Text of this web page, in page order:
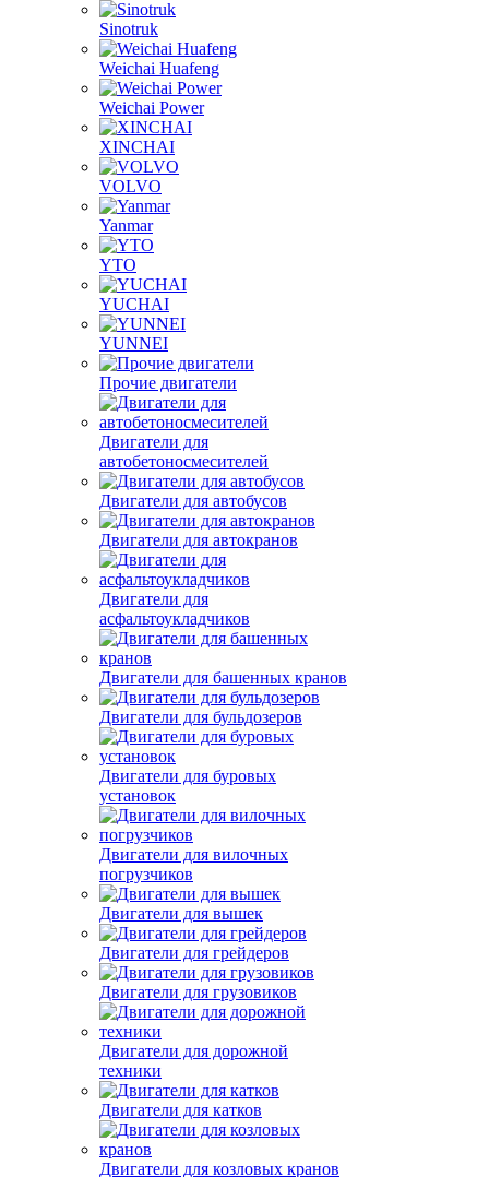
Sinotruk
Weichai Huafeng
Weichai Power
XINCHAI
VOLVO
Yanmar
YTO
YUCHAI
YUNNEI
Прочие двигатели
Двигатели для
автобетоносмесителей
Двигатели для автобусов
Двигатели для автокранов
Двигатели для
асфальтоукладчиков
Двигатели для башенных кранов
Двигатели для бульдозеров
Двигатели для буровых
установок
Двигатели для вилочных
погрузчиков
Двигатели для вышек
Двигатели для грейдеров
Двигатели для грузовиков
Двигатели для дорожной
техники
Двигатели для катков
Двигатели для козловых кранов